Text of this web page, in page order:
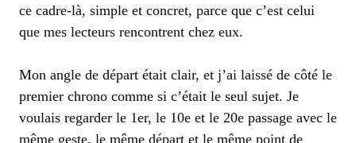
ce cadre-là, simple et concret, parce que c’est celui
que mes lecteurs rencontrent chez eux.
Mon angle de départ était clair, et j’ai laissé de côté le
premier chrono comme si c’était le seul sujet. Je
voulais regarder le 1er, le 10e et le 20e passage avec le
même geste, le même départ et le même point de